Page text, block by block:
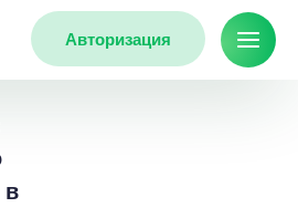
Авторизация
в